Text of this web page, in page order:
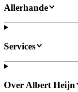
Allerhande
Services
Over Albert Heijn